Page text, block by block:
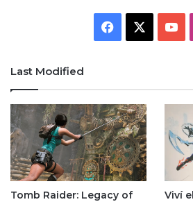
Facebook
Last Modified
Tomb Raider: Legacy of
Viví